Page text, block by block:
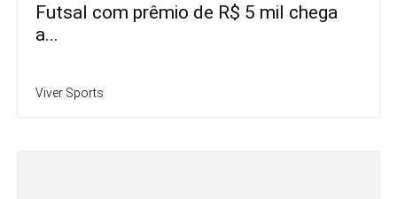
Futsal com prêmio de R$ 5 mil chega
a...
Viver Sports